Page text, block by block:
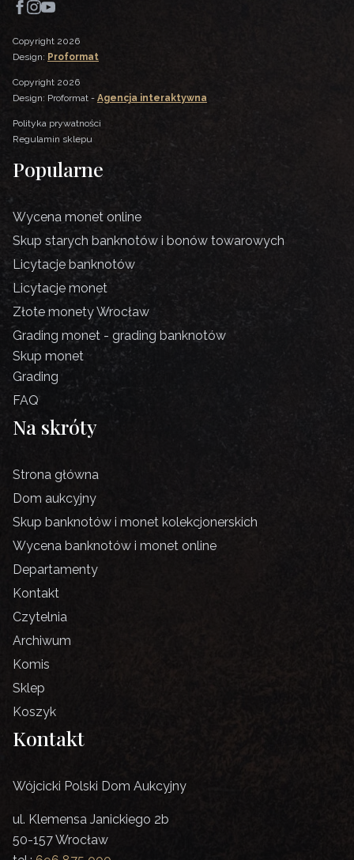
Copyright 2026
Design: Proformat
Copyright 2026
Design: Proformat - Agencja interaktywna
Polityka prywatności
Regulamin sklepu
Popularne
Wycena monet online
Skup starych banknotów i bonów towarowych
Licytacje banknotów
Licytacje monet
Złote monety Wrocław
Grading monet - grading banknotów
Skup monet
Grading
FAQ
Na skróty
Strona główna
Dom aukcyjny
Skup banknotów i monet kolekcjonerskich
Wycena banknotów i monet online
Departamenty
Kontakt
Czytelnia
Archiwum
Komis
Sklep
Koszyk
Kontakt
Wójcicki Polski Dom Aukcyjny
ul. Klemensa Janickiego 2b
50-157 Wrocław